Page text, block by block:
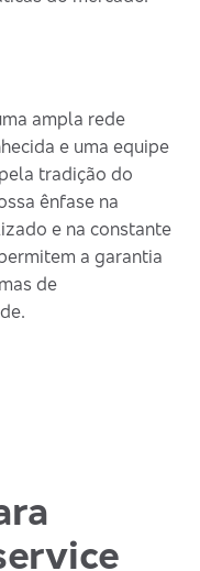
ampla rede
e uma equipe
tradição do
ênfase na
e na constante
a garantia
de